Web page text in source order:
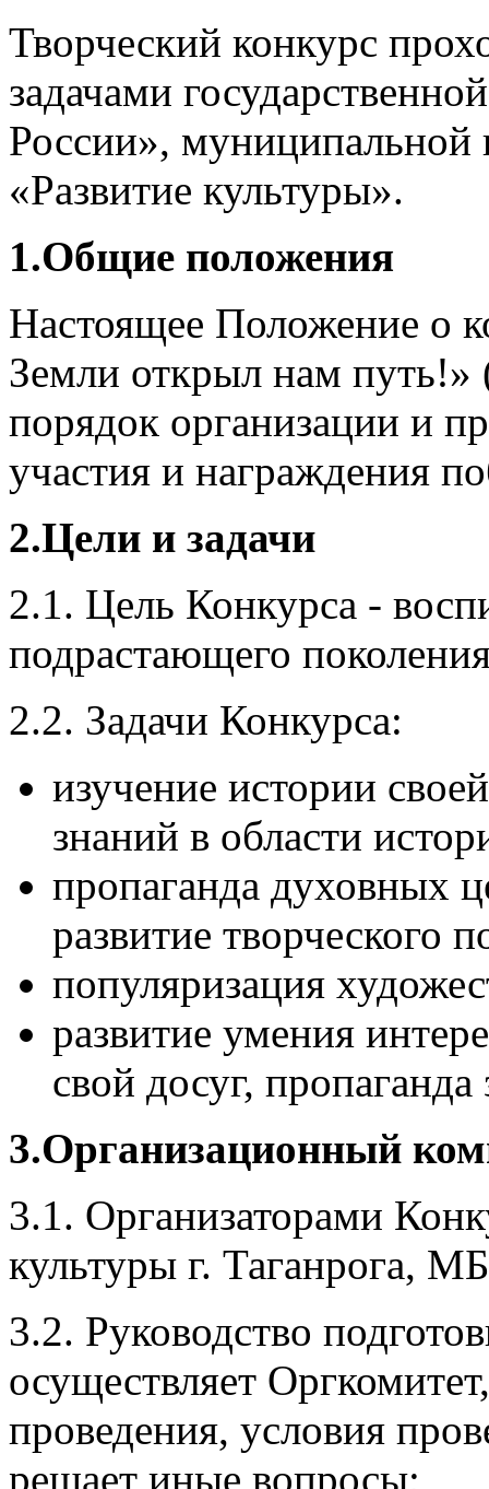
Творческий конкурс
задачами
России», муниципальной
«Развитие культуры».
1.Общие положения
Настоящее Положение о
Земли открыл нам путь!»
порядок организации и
участия и награждения
2.Цели и задачи
2.1. Цель Конкурса -
подрастающего
2.2. Задачи Конкурса:
изучение истории
знаний в области
пропаганда духовных
развитие творческого
популяризация
развитие умения
свой досуг,
3.Организационный
3.1. Организаторами
культуры г. Таганрога,
3.2. Руководство
осуществляет
проведения, условия
решает иные вопросы;